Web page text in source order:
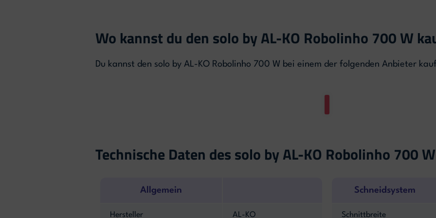
Wo kannst du den solo by AL-KO Robolinho 700 W
Du kannst den solo by AL-KO Robolinho 700 W bei einem der folgenden Anbieter
Technische Daten des solo by AL-KO Robolinho 700 W
Allgemein
Hersteller AL-KO
Schneidsystem
Schnittbreite